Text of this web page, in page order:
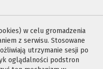
w celu gromadzenia
z serwisu. Stosowane
utrzymanie sesji po
oglądalności podstron